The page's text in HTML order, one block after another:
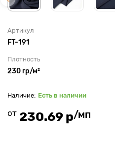
Артикул
FT-191
Плотность
230 гр/м²
Есть в наличии
от 230.69 р/мп